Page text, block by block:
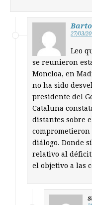
27/03/
Leo
se reunieron
Moncloa, en
no ha sido
presidente del
Cataluña
distantes sobre
diálogo. Donde
relativo al
el objetivo a las